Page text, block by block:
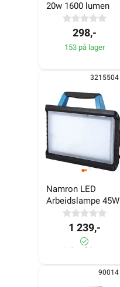
20w 1600 lumen
298,-
153 på lager
Namron LED
Arbeidslampe 45W
3215504
1 239,-
610+ på lager
90014